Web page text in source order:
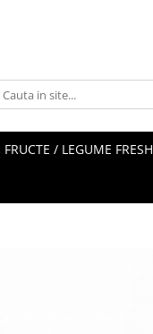
FRUCTE / LEGUME FRESH